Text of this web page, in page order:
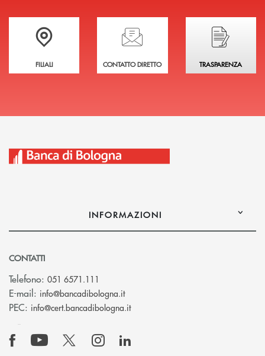
Trova la filiale più vicina a te
FILIALI
Hai bisogno di assistenza immediata?
CONTATTO DIRETTO
Hai bisogno di
TRASPARENZA
INFORMAZIONI
CONTATTI
Telefono: 051 6571.111
E-mail: info@bancadibologna.it(si apre l’app di posta elettronica)
PEC: info@cert.bancadibologna.it(si apre l’app di posta